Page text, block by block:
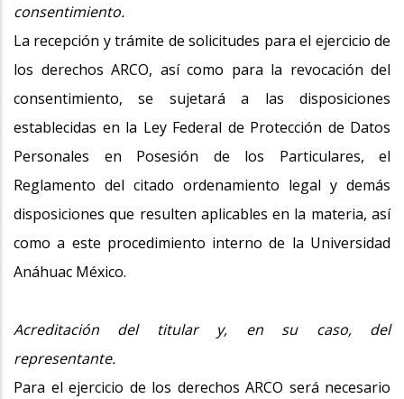
consentimiento.
La recepción y trámite de solicitudes para el ejercicio de
los derechos ARCO, así como para la revocación del
consentimiento, se sujetará a las disposiciones
establecidas en la Ley Federal de Protección de Datos
Personales en Posesión de los Particulares, el
Reglamento del citado ordenamiento legal y demás
disposiciones que resulten aplicables en la materia, así
como a este procedimiento interno de la Universidad
Anáhuac México.
Acreditación del titular y, en su caso, del
representante.
Para el ejercicio de los derechos ARCO será necesario